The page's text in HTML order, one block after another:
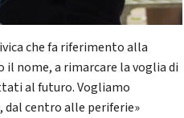
che fa riferimento alla
il nome, a rimarcare la voglia di
al futuro. Vogliamo
dal centro alle periferie»